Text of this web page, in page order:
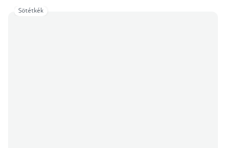
Sötétkék